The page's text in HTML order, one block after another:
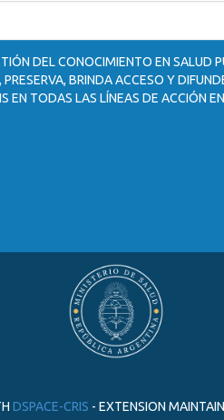
DEL CONOCIMIENTO EN SALUD
BRINDA ACCESO Y
EN TODAS LAS LÍNEAS DE ACCIÓN
DSPACE-CRIS - EXTENSION